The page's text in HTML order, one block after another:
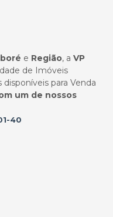
e Região, a VP
de Imóveis
disponíveis para Venda
um de nossos
40